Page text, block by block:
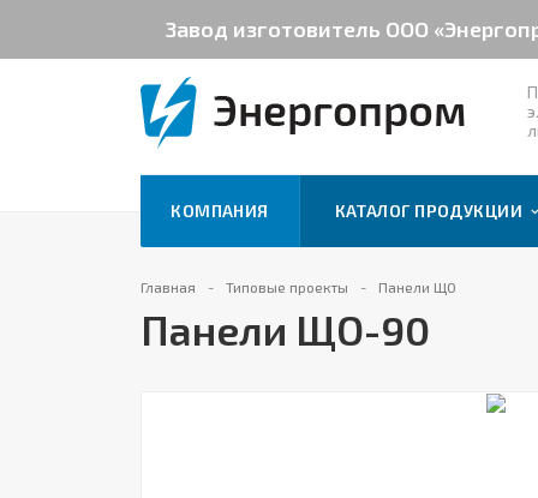
Завод изготовитель ООО
КОМПАНИЯ КАТАЛОГ ПРОДУКЦИИ
Главная Типовые проекты Панели ЩО
Панели ЩО-90